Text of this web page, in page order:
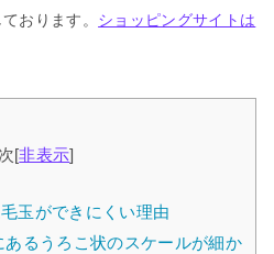
おります。 ショッピングサイトは
[非表示]
玉ができにくい理由
あるうろこ状のスケールが細か